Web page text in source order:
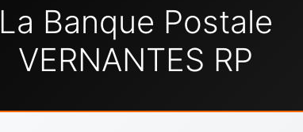
La Banque Postale
VERNANTES RP